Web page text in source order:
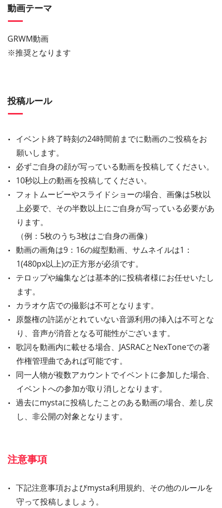
動画テーマ
GRWM動画
※推奨となります
投稿ルール
イベント終了時刻の24時間前までに動画のご投稿をお
願いします。
必ずご自身の顔が写っている動画を投稿してください。
10秒以上の動画を投稿してください。
フォトムービーやスライドショーの場合、画像は5枚以
上必要で、その半数以上にご自身が写っている必要があ
ります。
（例：5枚のうち3枚はご自身の画像）
動画の画角は9：16の縦型動画、サムネイルは1：
1(480px以上)の正方形が必須です。
テロップや編集などは基本的に投稿者様にお任せいたし
ます。
カラオケ店での撮影は不可となります。
原盤権の許諾がとれていない音源利用の挿入は不可とな
り、音声が消音となる可能性がございます。
歌詞を動画内に載せる場合、JASRACとNexToneでの著
作権管理曲であれば可能です。
同一人物が複数アカウントでイベントに参加した場合、
イベントへの参加が取り消しとなります。
過去にmystaに投稿したことのある動画の場合、差し戻
し、非公開の対象となります。
注意事項
下記注意事項およびmysta利用規約、その他のルールを
守って投稿しましょう。